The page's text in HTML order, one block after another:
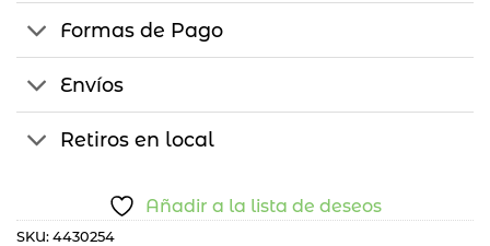
Formas de Pago
Envíos
Retiros en local
Añadir a la lista de deseos
SKU: 4430254